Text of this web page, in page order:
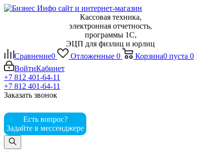
Кассовая техника,
электронная отчетность,
программы 1С,
ЭЦП для физлиц и юрлиц
Сравнение0 Отложенные 0 Корзина0 пуста 0
ВойтиКабинет
+7 812 401-64-11
+7 812 401-64-11
Заказать звонок
Есть вопрос?
Задайте в мессенджере